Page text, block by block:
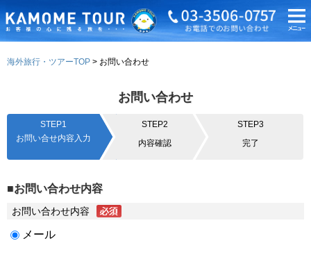
海外旅行・ツアーTOP お問い合わせ
お問い合わせ
STEP1
お問い合せ内容入力
STEP2
内容確認
STEP3
完了
■お問い合わせ内容
お問い合わせ内容
メール